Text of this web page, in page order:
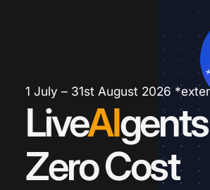
1 July – 31st August 2026
LiveAI
Zero Cost